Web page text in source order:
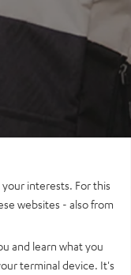
interests. For this
websites - also from
and learn what you
terminal device. It's